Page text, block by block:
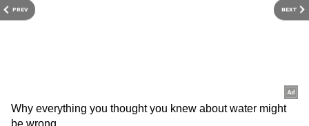
PREV NEXT
அதிகபட்ச வெப்பநிலை: